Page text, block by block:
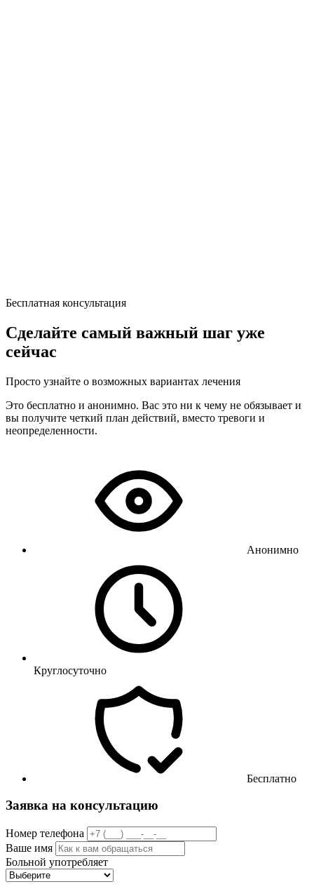
Бесплатная консультация
Сделайте самый важный шаг уже
сейчас
Просто узнайте о возможных вариантах лечения
Это бесплатно и анонимно. Вас это ни к чему не обязывает и
вы получите четкий план действий, вместо тревоги и
неопределенности.
Анонимно
Круглосуточно
Бесплатно
Заявка на консультацию
Номер телефона
Ваше имя
Больной употребляет